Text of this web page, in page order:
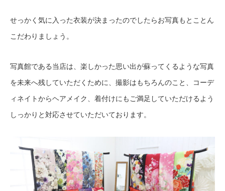
せっかく気に入った衣装が決まったのでしたらお写真もとことん
こだわりましょう。
写真館である当店は、楽しかった思い出が蘇ってくるような写真
を未来へ残していただくために、撮影はもちろんのこと、コーデ
ィネイトからヘアメイク、着付けにもご満足していただけるよう
しっかりと対応させていただいております。